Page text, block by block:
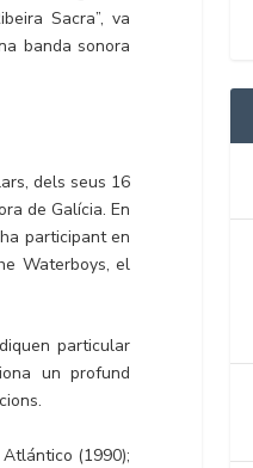
Sacra”, va
banda sonora
dels seus 16
de Galícia. En
participant en
Waterboys, el
particular
un profund
(1990);